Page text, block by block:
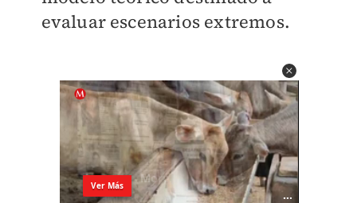
evaluar escenarios extremos.